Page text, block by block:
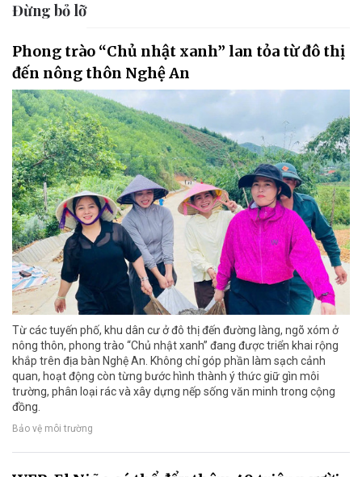
Đừng bỏ lỡ
Phong trào “Chủ nhật xanh” lan tỏa từ đô thị
đến nông thôn Nghệ An
Từ các tuyến phố, khu dân cư ở đô thị đến đường làng, ngõ xóm ở
nông thôn, phong trào “Chủ nhật xanh” đang được triển khai rộng
khắp trên địa bàn Nghệ An. Không chỉ góp phần làm sạch cảnh
quan, hoạt động còn từng bước hình thành ý thức giữ gìn môi
trường, phân loại rác và xây dựng nếp sống văn minh trong cộng
đồng.
Bảo vệ môi trường